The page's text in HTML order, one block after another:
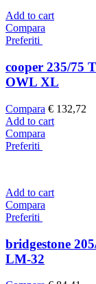
Add to cart
Compara
Preferiti
cooper 235/75
OWL XL
Compara € 132,72
Add to cart
Compara
Preferiti
Add to cart
Compara
Preferiti
bridgestone
LM-32